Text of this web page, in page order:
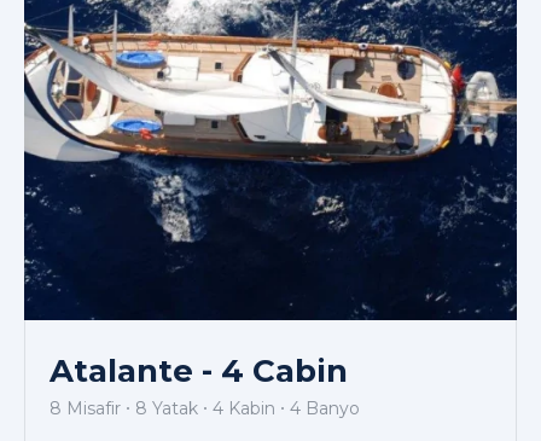
Atalante - 4 Cabin
8 Misafir 8 Yatak 4 Kabin 4 Banyo